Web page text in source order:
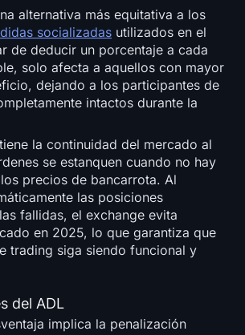
alternativa más equitativa a los
socializadas utilizados en el
de deducir un porcentaje a cada
solo afecta a aquellos con mayor
dejando a los participantes de
intactos durante la
la continuidad del mercado al
se estanquen cuando no hay
precios de bancarrota. Al
las posiciones
fallidas, el exchange evita
en 2025, lo que garantiza que
trading siga siendo funcional y
del ADL
implica la penalización